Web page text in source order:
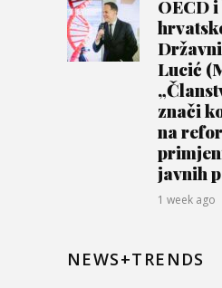
OECD
Lucić
znači
na
javnih
1 week ago
NEWS+TRENDS